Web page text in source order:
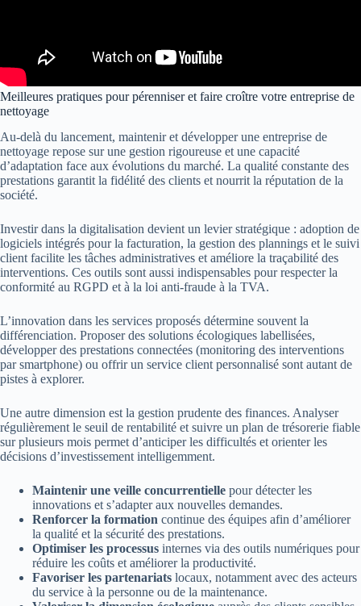
Meilleures pratiques pour pérenniser et faire croître votre entreprise de
nettoyage
Au-delà du lancement, maintenir et développer une entreprise de
nettoyage repose sur une gestion rigoureuse et une capacité
d’adaptation face aux évolutions du marché. La qualité constante des
prestations garantit la fidélité des clients et nourrit la réputation de la
société.
Investir dans la digitalisation devient un levier stratégique : adoption de
logiciels intégrés pour la facturation, la gestion des plannings et le suivi
client facilite les tâches administratives et améliore la traçabilité des
interventions. Ces outils sont aussi indispensables pour respecter la
conformité au RGPD et à la loi anti-fraude à la TVA.
L’innovation dans les services proposés détermine souvent la
différenciation. Proposer des solutions écologiques labellisées,
développer des prestations connectées (monitoring des interventions
par smartphone) ou offrir un service client personnalisé sont autant de
pistes à explorer.
Une autre dimension est la gestion prudente des finances. Analyser
régulièrement le seuil de rentabilité et suivre un plan de trésorerie fiable
sur plusieurs mois permet d’anticiper les difficultés et orienter les
décisions d’investissement intelligemment.
Maintenir une veille concurrentielle pour détecter les
innovations et s’adapter aux nouvelles demandes.
Renforcer la formation continue des équipes afin d’améliorer
la qualité et la sécurité des prestations.
Optimiser les processus internes via des outils numériques pour
réduire les coûts et améliorer la productivité.
Favoriser les partenariats locaux, notamment avec des acteurs
du service à la personne ou de la maintenance.